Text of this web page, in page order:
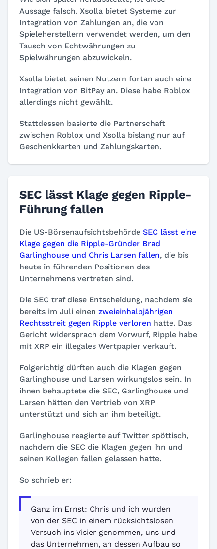
Aussage falsch. Xsolla bietet Systeme zur
Integration von Zahlungen an, die von
Spieleherstellern verwendet werden, um den
Tausch von Echtwährungen zu
Spielwährungen abzuwickeln.
Xsolla bietet seinen Nutzern fortan auch eine
Integration von BitPay an. Diese habe Roblox
allerdings nicht gewählt.
Stattdessen basierte die Partnerschaft
zwischen Roblox und Xsolla bislang nur auf
Geschenkkarten und Zahlungskarten.
SEC lässt Klage gegen Ripple-
Führung fallen
Die US-Börsenaufsichtsbehörde SEC lässt eine
Klage gegen die Ripple-Gründer Brad
Garlinghouse und Chris Larsen fallen, die bis
heute in führenden Positionen des
Unternehmens vertreten sind.
Die SEC traf diese Entscheidung, nachdem sie
bereits im Juli einen zweieinhalbjährigen
Rechtsstreit gegen Ripple verloren hatte. Das
Gericht widersprach dem Vorwurf, Ripple habe
mit XRP ein illegales Wertpapier verkauft.
Folgerichtig dürften auch die Klagen gegen
Garlinghouse und Larsen wirkungslos sein. In
ihnen behauptete die SEC, Garlinghouse und
Larsen hätten den Vertrieb von XRP
unterstützt und sich an ihm beteiligt.
Garlinghouse reagierte auf Twitter spöttisch,
nachdem die SEC die Klagen gegen ihn und
seinen Kollegen fallen gelassen hatte.
So schrieb er:
Ganz im Ernst: Chris und ich wurden
von der SEC in einem rücksichtslosen
Versuch ins Visier genommen, uns und
das Unternehmen, an dessen Aufbau so